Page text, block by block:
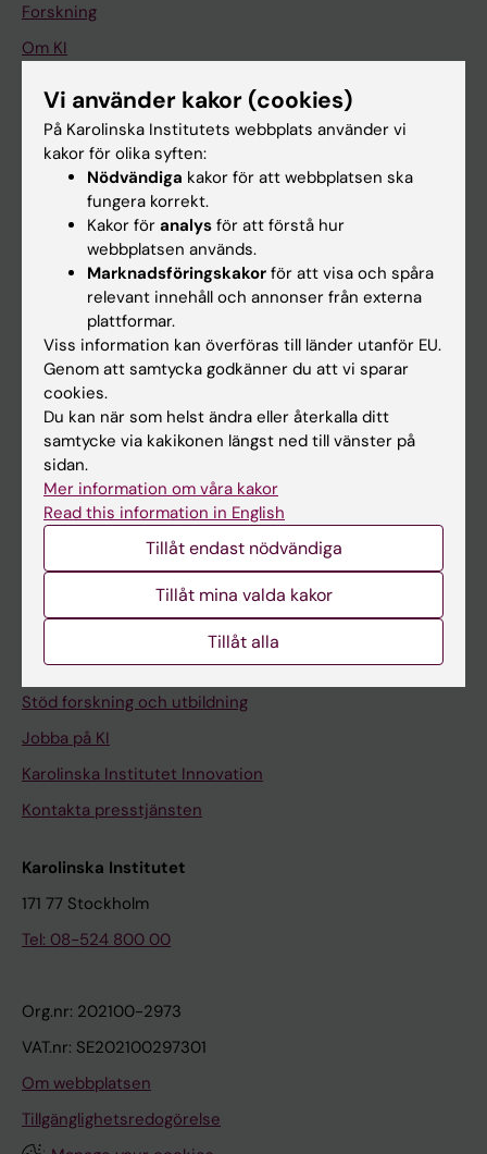
Forskning
Om KI
På gång
Nyheter
Kalender
Schema
Studentmejlen
Kurs- och programwebbar
Student på KI
Medarbetarportalen
Universitetsbiblioteket
Stöd forskning och utbildning
Jobba på KI
Karolinska Institutet Innovation
Kontakta presstjänsten
Karolinska Institutet
171 77 Stockholm
Tel: 08-524 800 00
Org.nr: 202100-2973
VAT.nr: SE202100297301
Om webbplatsen
Tillgänglighetsredogörelse
Vi använder kakor (cookies)
På Karolinska Institutets webbplats använder vi
kakor för olika syften:
Nödvändiga kakor för att webbplatsen ska
fungera korrekt.
Kakor för analys för att förstå hur
webbplatsen används.
Marknadsföringskakor för att visa och spåra
relevant innehåll och annonser från externa
plattformar.
Viss information kan överföras till länder utanför EU.
Genom att samtycka godkänner du att vi sparar
cookies.
Du kan när som helst ändra eller återkalla ditt
samtycke via kakikonen längst ned till vänster på
sidan.
Mer information om våra kakor
Read this information in English
Tillåt endast nödvändiga
Tillåt mina valda kakor
Tillåt alla